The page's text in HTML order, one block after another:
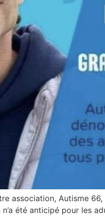
association, Autisme
été anticipé pour les